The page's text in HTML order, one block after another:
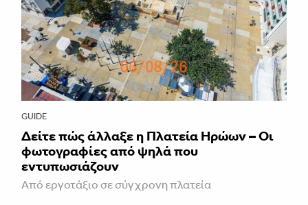
GUIDE
Δείτε πώς άλλαξε η Πλατεία Ηρώων – Οι
φωτογραφίες από ψηλά που
εντυπωσιάζουν
Από εργοτάξιο σε σύγχρονη πλατεία